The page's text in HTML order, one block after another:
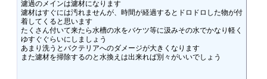
濾過のメインは濾材になります
濾材はすぐには汚れませんが、時間が経過するとドロドロした物が付
着してくると思います
たくさん付いて来たら水槽の水をバケツ等に汲みその水でかなり軽く
ゆすぐぐらいにしましょう
あまり洗うとバクテリアへのダメージが大きくなります
また濾材を掃除するのと水換えは出来れば別々がいいでしょう